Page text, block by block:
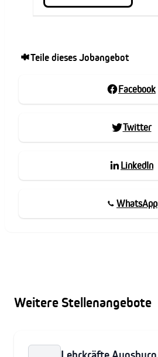
Teile dieses Jobangebot
Facebook
Twitter
LinkedIn
WhatsApp
Weitere Stellenangebote